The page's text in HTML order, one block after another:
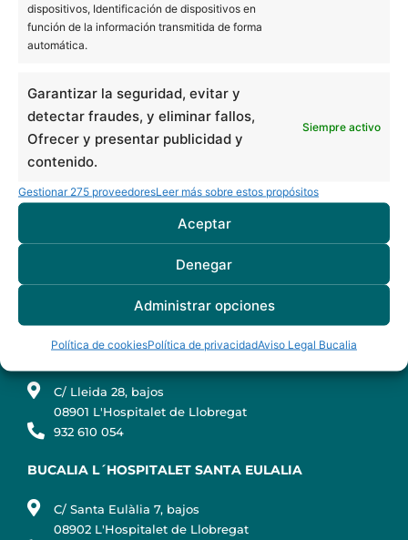
dispositivos, Identificación de dispositivos en
función de la información transmitida de forma
automática.
Garantizar la seguridad, evitar y
detectar fraudes, y eliminar fallos,
Ofrecer y presentar publicidad y
contenido.
Siempre activo
Gestionar 275 proveedoresLeer más sobre estos propósitos
Aceptar
Denegar
Administrar opciones
Política de cookiesPolítica de privacidadAviso Legal Bucalia
TAC en Barcelona
Ortopantomografía en Barcelona
Soins dentaires en Espagne pour patients français
BUCALIA BARCELONA ARIBAU
C/ d'Aribau 7, bajos
934 516 230
BUCALIA L´HOSPITALET
C/ Lleida 28, bajos
08901 L'Hospitalet de Llobregat
932 610 054
BUCALIA L´HOSPITALET SANTA EULALIA
C/ Santa Eulàlia 7, bajos
08902 L'Hospitalet de Llobregat